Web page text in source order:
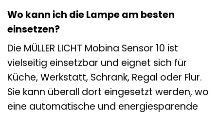
Wo kann ich die Lampe am besten
einsetzen?
Die MÜLLER LICHT Mobina Sensor 10 ist
vielseitig einsetzbar und eignet sich für
Küche, Werkstatt, Schrank, Regal oder Flur.
Sie kann überall dort eingesetzt werden, wo
eine automatische und energiesparende